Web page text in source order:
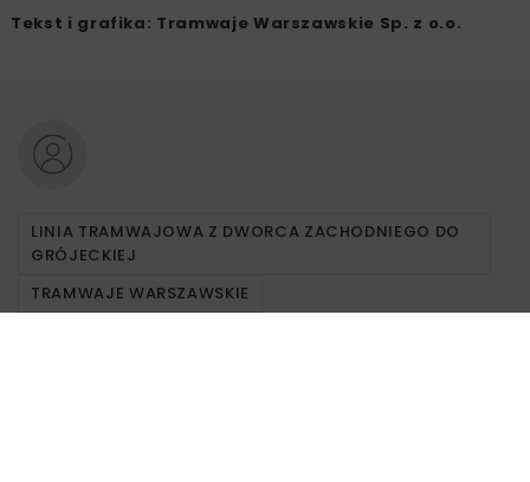
Tekst i grafika: Tramwaje Warszawskie Sp. z o.o.
LINIA TRAMWAJOWA Z DWORCA ZACHODNIEGO DO
GRÓJECKIEJ
TRAMWAJE WARSZAWSKIE